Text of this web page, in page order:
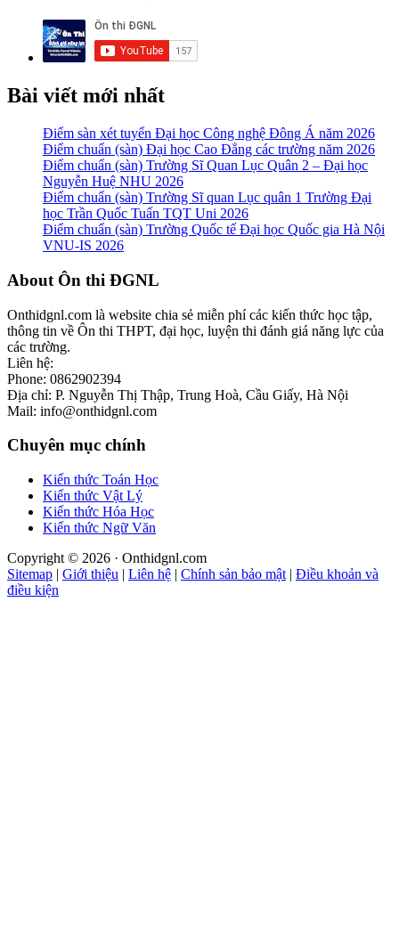
Bài viết mới nhất
Điểm sàn xét tuyển Đại học Công nghệ Đông Á năm 2026
Điểm chuẩn (sàn) Đại học Cao Đẳng các trường năm 2026
Điểm chuẩn (sàn) Trường Sĩ Quan Lục Quân 2 – Đại học
Nguyễn Huệ NHU 2026
Điểm chuẩn (sàn) Trường Sĩ quan Lục quân 1 Trường Đại
học Trần Quốc Tuấn TQT Uni 2026
Điểm chuẩn (sàn) Trường Quốc tế Đại học Quốc gia Hà Nội
VNU-IS 2026
Footer
About Ôn thi ĐGNL
Onthidgnl.com là website chia sẻ miễn phí các kiến thức học tập,
thông tin về Ôn thi THPT, đại học, luyện thi đánh giá năng lực của
các trường.
Liên hệ:
Phone: 0862902394
Địa chỉ: P. Nguyễn Thị Thập, Trung Hoà, Cầu Giấy, Hà Nội
Mail: info@onthidgnl.com
Chuyên mục chính
Kiến thức Toán Học
Kiến thức Vật Lý
Kiến thức Hóa Học
Kiến thức Ngữ Văn
Copyright © 2026 · Onthidgnl.com
Sitemap | Giới thiệu | Liên hệ | Chính sản bảo mật | Điều khoản và
điều kiện